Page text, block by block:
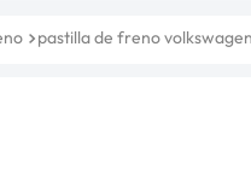
pastilla de freno